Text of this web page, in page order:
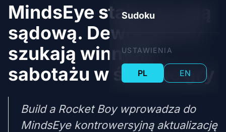
Sudoku
USTAWIENIA
PL EN
MindsEye staje się salą
sądową. Deweloperzy
szukają winnych
sabotażu w świecie gry
Build a Rocket Boy wprowadza do
MindsEye kontrowersyjną aktualizację